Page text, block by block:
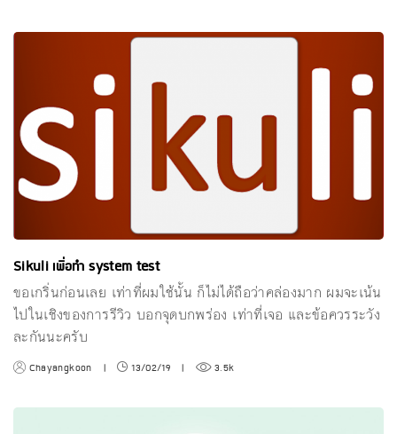
Sikuli เพื่อทำ system test
ขอเกริ่นก่อนเลย เท่าที่ผมใช้นั้น ก็ไม่ได้ถือว่าคล่องมาก ผมจะเน้น
ไปในเชิงของการรีวิว บอกจุดบกพร่อง เท่าที่เจอ และข้อควรระวัง
ละกันนะครับ
Chayangkoon | 13/02/19 | 3.5k